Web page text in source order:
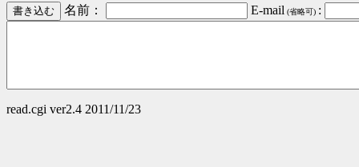
名前：
E-mail (省略可) :
read.cgi ver2.4 2011/11/23